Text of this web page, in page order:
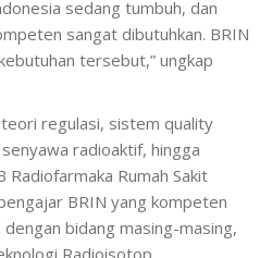
sedang tumbuh, dan
sangat dibutuhkan. BRIN
tersebut,” ungkap
regulasi, sistem quality
radioaktif, hingga
Radiofarmaka Rumah Sakit
BRIN yang kompeten
bidang masing-masing,